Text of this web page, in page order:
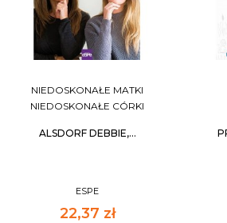
NIEDOSKONAŁE MATKI
NIEDOSKONAŁE CÓRKI
ALSDORF DEBBIE,...
ESPE
22,37 zł